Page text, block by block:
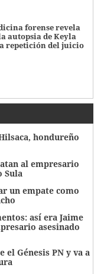
forense revela
autopsia de Keyla
repetición del juicio
hondureño
al empresario
Sula
un empate como
así era Jaime
asesinado
el Génesis PN y va a